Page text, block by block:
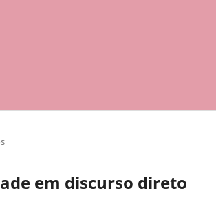
em discurso direto